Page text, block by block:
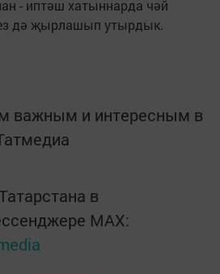
- иптәш хатыннарда чәй
дә җырлашып утырдык.
важным и интересным в
в
MАХ: